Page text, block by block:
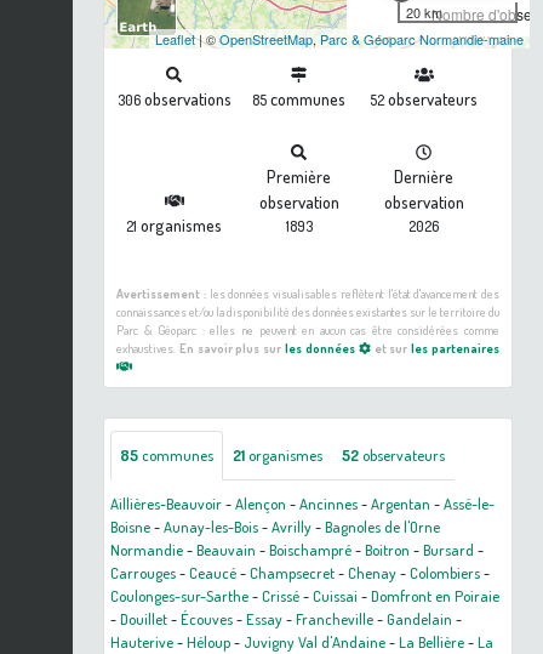
Nombre
20 km
Leaflet| ©OpenStreetMap, Parc & Géoparc Normandie-maine
306 observations 85communes 52observateurs
21 organismes
Première
observation
1893
Dernière
observation
2026
Avertissement :les données visualisables reflètent l'état d'avancement des
connaissances et/ou la disponibilité des données existantes sur le territoire du
Parc & Géoparc : elles ne peuvent en aucun cas être considérées comme
exhaustives. En savoir plus sur les données et surles partenaires
85communes 21organismes 52observateurs
Aillières-Beauvoir-Alençon -Ancinnes-Argentan -Assé-le-
Boisne-Aunay-les-Bois-Avrilly-Bagnoles de l'Orne
Normandie-Beauvain -Boischampré-Boitron -Bursard -
Carrouges-Ceaucé-Champsecret-Chenay-Colombiers-
Coulonges-sur-Sarthe-Crissé-Cuissai -Domfront en Poiraie
-Douillet-Écouves-Essay-Francheville-Gandelain -
Hauterive-Héloup- Juvigny Val d'Andaine-La Bellière-La